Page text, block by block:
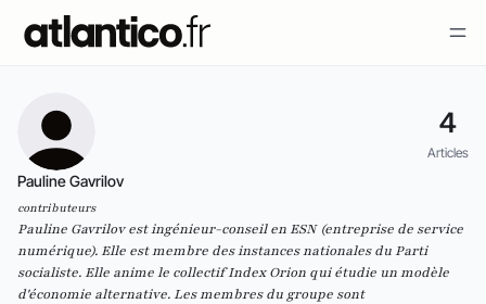
4
Articles
Pauline Gavrilov
contributeurs
Pauline Gavrilov est ingénieur-conseil en ESN (entreprise de service
numérique). Elle est membre des instances nationales du Parti
socialiste. Elle anime le collectif Index Orion qui étudie un modèle
d'économie alternative. Les membres du groupe sont